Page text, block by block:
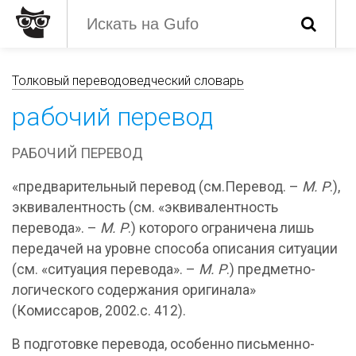
Толковый переводоведческий словарь
рабочий перевод
РАБОЧИЙ ПЕРЕВОД
«предварительный перевод (см.Перевод. – М. Р.),
эквивалентность (см. «эквивалентность
перевода». – М. Р.) которого ограничена лишь
передачей на уровне способа описания ситуации
(см. «ситуация перевода». – М. Р.) предметно-
логического содержания оригинала»
(Комиссаров, 2002.с. 412).
В подготовке перевода, особенно письменно-